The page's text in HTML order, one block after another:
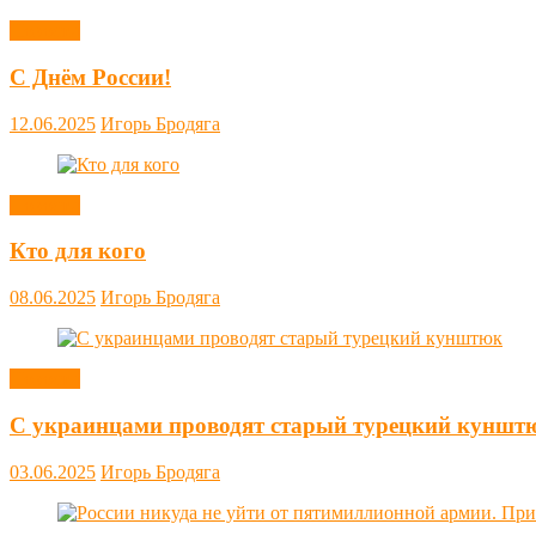
С Днём России!
12.06.2025 Игорь Бродяга
Кто для кого
08.06.2025 Игорь Бродяга
С украинцами проводят старый турецкий
03.06.2025 Игорь Бродяга